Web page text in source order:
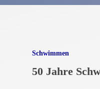
Schwimmen
50 Jahre